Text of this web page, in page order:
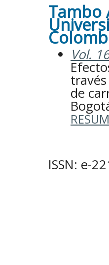
Tambo
Vol.
de
ISSN: e-